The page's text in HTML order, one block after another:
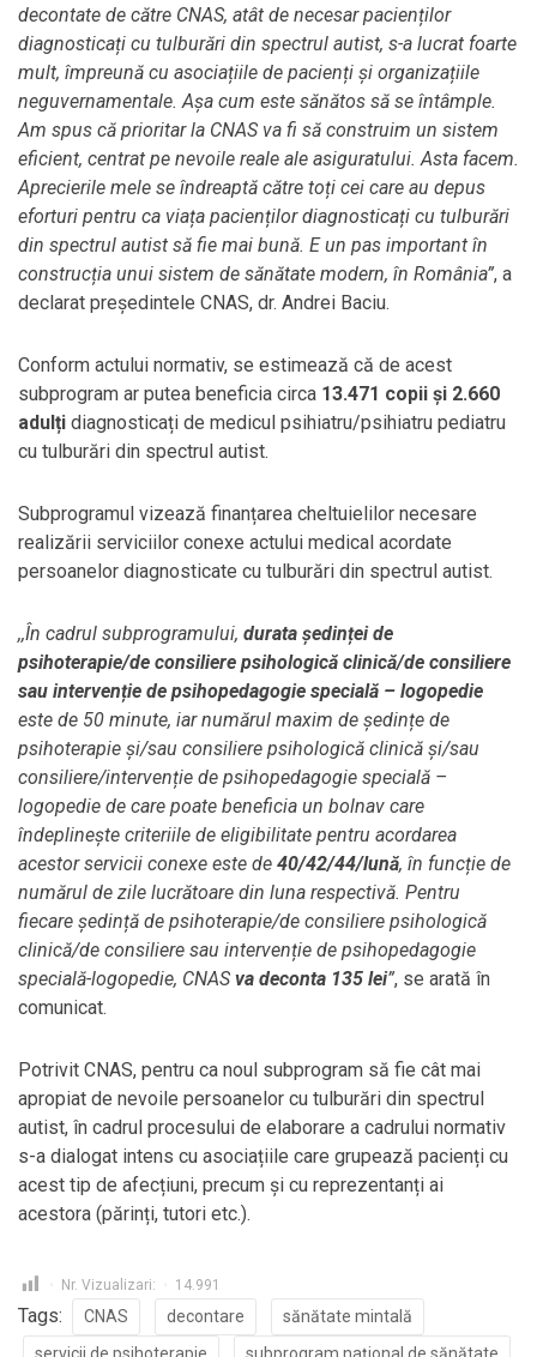
decontate de către CNAS, atât de necesar pacienților
diagnosticați cu tulburări din spectrul autist, s-a lucrat foarte
mult, împreună cu asociațiile de pacienți și organizațiile
neguvernamentale. Așa cum este sănătos să se întâmple.
Am spus că prioritar la CNAS va fi să construim un sistem
eficient, centrat pe nevoile reale ale asiguratului. Asta facem.
Aprecierile mele se îndreaptă către toți cei care au depus
eforturi pentru ca viața pacienților diagnosticați cu tulburări
din spectrul autist să fie mai bună. E un pas important în
construcția unui sistem de sănătate modern, în România”, a
declarat președintele CNAS, dr. Andrei Baciu.
Conform actului normativ, se estimează că de acest
subprogram ar putea beneficia circa 13.471 copii și 2.660
adulți diagnosticați de medicul psihiatru/psihiatru pediatru
cu tulburări din spectrul autist.
Subprogramul vizează finanțarea cheltuielilor necesare
realizării serviciilor conexe actului medical acordate
persoanelor diagnosticate cu tulburări din spectrul autist.
,,În cadrul subprogramului, durata ședinței de
psihoterapie/de consiliere psihologică clinică/de consiliere
sau intervenție de psihopedagogie specială – logopedie
este de 50 minute, iar numărul maxim de ședințe de
psihoterapie și/sau consiliere psihologică clinică și/sau
consiliere/intervenție de psihopedagogie specială –
logopedie de care poate beneficia un bolnav care
îndeplinește criteriile de eligibilitate pentru acordarea
acestor servicii conexe este de 40/42/44/lună, în funcție de
numărul de zile lucrătoare din luna respectivă. Pentru
fiecare ședință de psihoterapie/de consiliere psihologică
clinică/de consiliere sau intervenție de psihopedagogie
specială-logopedie, CNAS va deconta 135 lei”, se arată în
comunicat.
Potrivit CNAS, pentru ca noul subprogram să fie cât mai
apropiat de nevoile persoanelor cu tulburări din spectrul
autist, în cadrul procesului de elaborare a cadrului normativ
s-a dialogat intens cu asociațiile care grupează pacienți cu
acest tip de afecțiuni, precum și cu reprezentanți ai
acestora (părinți, tutori etc.).
Nr. Vizualizari: 14.991
Tags: CNAS decontare
sănătate mintală